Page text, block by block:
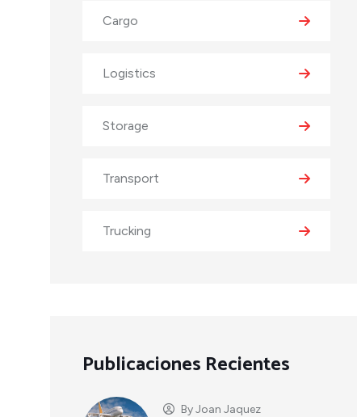
Cargo
Logistics
Storage
Transport
Trucking
Publicaciones Recientes
ByJoan Jaquez